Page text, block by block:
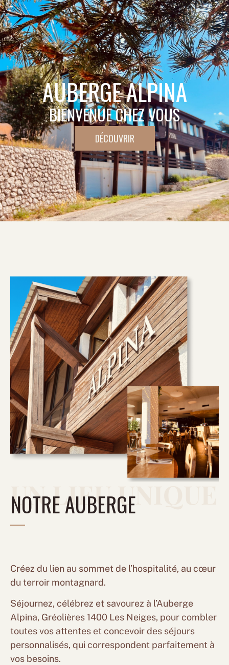
AUBERGE ALPINA
BIENVENUE CHEZ VOUS
DÉCOUVRIR
UN LIEU UNIQUE
NOTRE AUBERGE
Créez du lien au sommet de l’hospitalité, au cœur
du terroir montagnard.
Séjournez, célébrez et savourez à l’Auberge
Alpina, Gréolières 1400 Les Neiges, pour combler
toutes vos attentes et concevoir des séjours
personnalisés, qui correspondent parfaitement à
vos besoins.